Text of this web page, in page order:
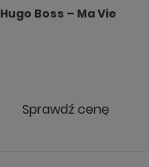
Hugo Boss – Ma Vie
Sprawdź cenę